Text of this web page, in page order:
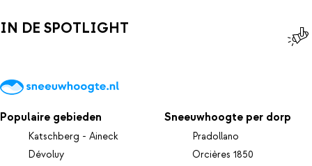
IN DE SPOTLIGHT
Populaire gebieden
Katschberg - Aineck
Dévoluy
Sneeuwhoogte per dorp
Pradollano
Orcières 1850